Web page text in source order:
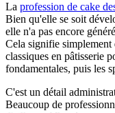
La profession de cake
Bien qu'elle se soit
elle n'a pas encore
Cela signifie simplement
classiques en pâtisserie
fondamentales, puis les
C'est un détail
Beaucoup de